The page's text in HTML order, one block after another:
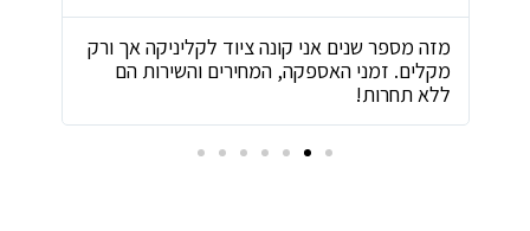
מזה מספר שנים אני קונה ציוד לקליניקה אך ורק
מקלים. זמני האספקה, המחירים והשירות הם
ללא תחרות!